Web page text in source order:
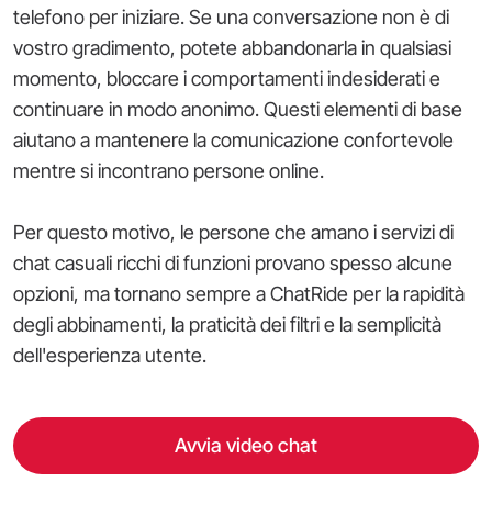
telefono per iniziare. Se una conversazione non è di
vostro gradimento, potete abbandonarla in qualsiasi
momento, bloccare i comportamenti indesiderati e
continuare in modo anonimo. Questi elementi di base
aiutano a mantenere la comunicazione confortevole
mentre si incontrano persone online.
Per questo motivo, le persone che amano i servizi di
chat casuali ricchi di funzioni provano spesso alcune
opzioni, ma tornano sempre a ChatRide per la rapidità
degli abbinamenti, la praticità dei filtri e la semplicità
dell'esperienza utente.
Avvia video chat